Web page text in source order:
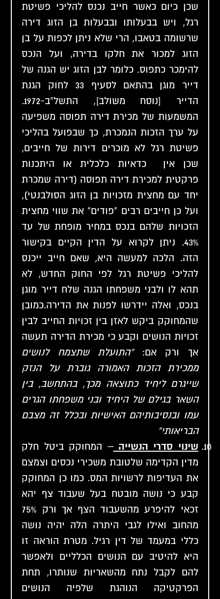
שכן כיום כאשר חייב נכנס להליכי פשיטת
רגל, ויש בבעלותו ובבעלות בן הזוג דירה
שרשומה בטאבו, הרי שלא ניתן לכפות על בן
הזוג למכור את חלקו בדירה, ועל הנכס
להימכר כתפוס. כלומר לבן הזוג יש הגנה של
דייר מוגן בהתאם לסעיף 33 לחוק הגנת
הדייר [נוסח משולב], התשל"ב-1972.
המשמעות של מכירת דירה תפוסה משפיעה
על ערך הזכות הנמכרת, כך שבפועל בהליכי
פשיטת רגל לא מוכרים דירות של חייבים,
שכן אין כדאיות כלכלית או היתכנות
פרקטית למכירת דירה תפוסה (דירה שמכרת
יחד עם מחצית מזכויות בן הזוג הסולבנטי),
ועל כן חייבים רבים "פודים" את שווי מחצית
הזכויות שלהם בנכס במחיר מופחת של עד
43%. ניתן לקרוא על הדין הקיים
בקישור
הזה. הלכה למעשה היא, שאם חייב ייכנס
להליכי פשיטת רגל לפי החוק החדש, לא
תהא לו ולבני משפחתו הגנה שלח דייר מוגן
בנכס, ואלה יידרשו לפנות את הדירה.כמובן
שהמחוקק ביקש לאזן בין זכויות החייב לבין
זכויות הנושים וקבע כי מכירת הדירה תעשה
אך ורק אם: "התועלת שתצמח לנושים
ממכירת הזכות האמורה גוברת על הנזק
שייגרם ליחיד כתוצאה מכך, בהתחשב, בין
השאר בגילם של היחיד ובני משפחתו הגרים
עמו ובנסיבותיהם האישיות ובכלל זה מצבם
הבריאותי"
שינוי סדרי הנשייה – המחוקק ביטל חלק
מדין הקדימה שלטובת משכירי נכסים וצמצם
את העדיפות לרשויות המס. כמו כן המחוקק
קבע כי נושה מובטח בעל שעבוד צף יהא
זכאי להיפרע מהשעבוד הצף אך ורק 75%
מהחוב ואילו לגבי היתרה הלה יהיה נושה
כללי במעמד של דין רגיל. מטרת הוראה זו
היא להיטיב עם הנושים הכלליים ולאפשר
להם לקבל נתח מהשאריות שנותרו, תחת
הפרקטיקה הנוהגת שלפיה הנושים